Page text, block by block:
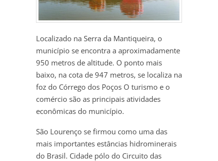
Localizado na Serra da Mantiqueira, o
município se encontra a aproximadamente
950 metros de altitude. O ponto mais
baixo, na cota de 947 metros, se localiza na
foz do Córrego dos Poços O turismo e o
comércio são as principais atividades
econômicas do município.
São Lourenço se firmou como uma das
mais importantes estâncias hidrominerais
do Brasil. Cidade pólo do Circuito das